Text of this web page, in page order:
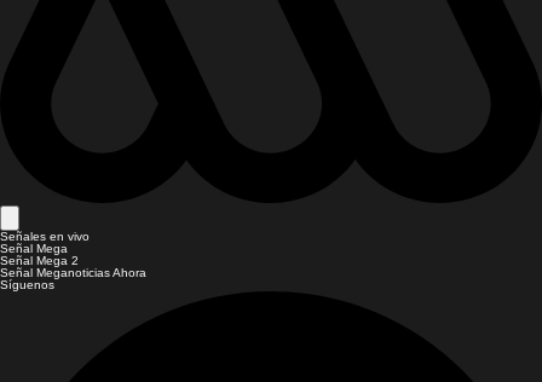
Señales en vivo
Señal Mega
Señal Mega 2
Señal Meganoticias Ahora
Síguenos